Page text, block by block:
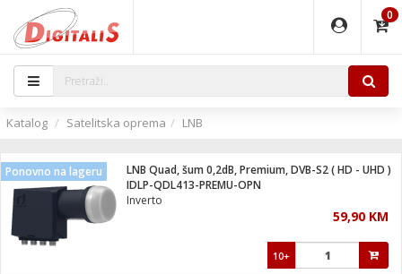
0
pribor
i pribor
/ G4
svjetla
- Analogija
- IP
Katalog Satelitska oprema LNB
Ponovno na lageru
LNB Quad, šum 0,2dB, Premium, DVB-S2 ( HD - UHD )
IDLP-QDL413-PREMU-OPN
Inverto
59,90 KM
10+